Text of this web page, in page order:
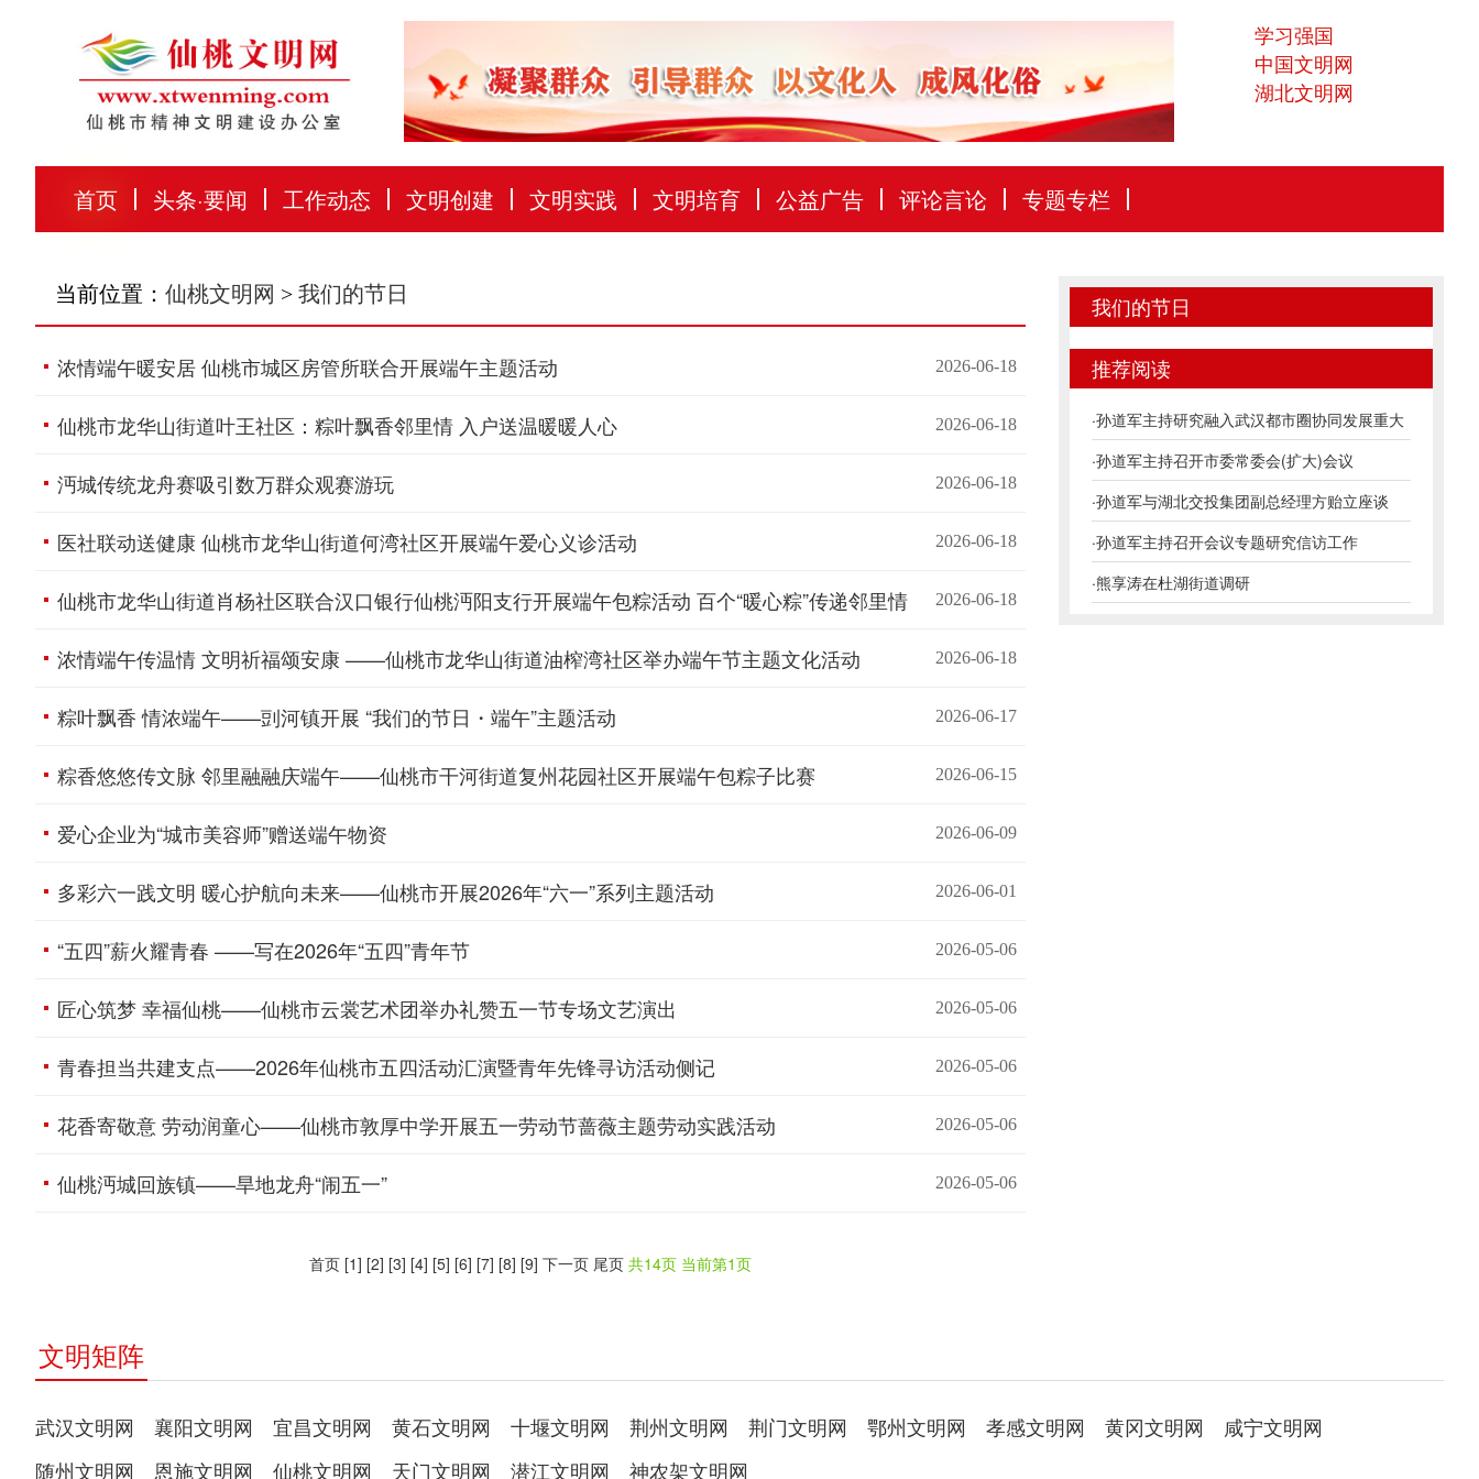
学习强国
中国文明网
湖北文明网
首页 头条·要闻 工作动态 文明创建 文明实践 文明培育 公益广告 评论言论 专题专栏
当前位置： 仙桃文明网 > 我们的节日
2026-06-18
浓情端午暖安居 仙桃市城区房管所联合开展端午主题活动
2026-06-18
仙桃市龙华山街道叶王社区：粽叶飘香邻里情 入户送温暖暖人心
2026-06-18
沔城传统龙舟赛吸引数万群众观赛游玩
2026-06-18
医社联动送健康 仙桃市龙华山街道何湾社区开展端午爱心义诊活动
2026-06-18
仙桃市龙华山街道肖杨社区联合汉口银行仙桃沔阳支行开展端午包粽活动 百个“暖心粽”传递邻里情
2026-06-18
浓情端午传温情 文明祈福颂安康 ——仙桃市龙华山街道油榨湾社区举办端午节主题文化活动
2026-06-17
粽叶飘香 情浓端午——剅河镇开展 “我们的节日・端午”主题活动
2026-06-15
粽香悠悠传文脉 邻里融融庆端午——仙桃市干河街道复州花园社区开展端午包粽子比赛
2026-06-09
爱心企业为“城市美容师”赠送端午物资
2026-06-01
多彩六一践文明 暖心护航向未来——仙桃市开展2026年“六一”系列主题活动
2026-05-06
“五四”薪火耀青春 ——写在2026年“五四”青年节
2026-05-06
匠心筑梦 幸福仙桃——仙桃市云裳艺术团举办礼赞五一节专场文艺演出
2026-05-06
青春担当共建支点——2026年仙桃市五四活动汇演暨青年先锋寻访活动侧记
2026-05-06
花香寄敬意 劳动润童心——仙桃市敦厚中学开展五一劳动节蔷薇主题劳动实践活动
2026-05-06
仙桃沔城回族镇——旱地龙舟“闹五一”
首页 [1] [2] [3] [4] [5] [6] [7] [8] [9] 下一页 尾页 共14页 当前第1页
我们的节日
推荐阅读
·孙道军主持研究融入武汉都市圈协同发展重大
项目推...
·孙道军主持召开市委常委会(扩大)会议
·孙道军与湖北交投集团副总经理方贻立座谈
·孙道军主持召开会议专题研究信访工作
·熊享涛在杜湖街道调研
文明矩阵
武汉文明网 襄阳文明网 宜昌文明网 黄石文明网 十堰文明网 荆州文明网 荆门文明网 鄂州文明网 孝感文明网 黄冈文明网
咸宁文明网
随州文明网
恩施文明网 仙桃文明网 天门文明网 潜江文明网 神农架文明网